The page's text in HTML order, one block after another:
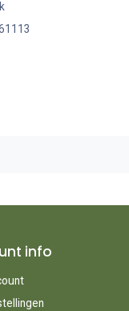
info